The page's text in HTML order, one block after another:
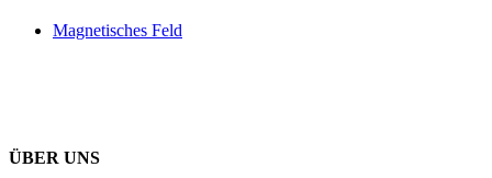
Magnetisches Feld
ÜBER UNS